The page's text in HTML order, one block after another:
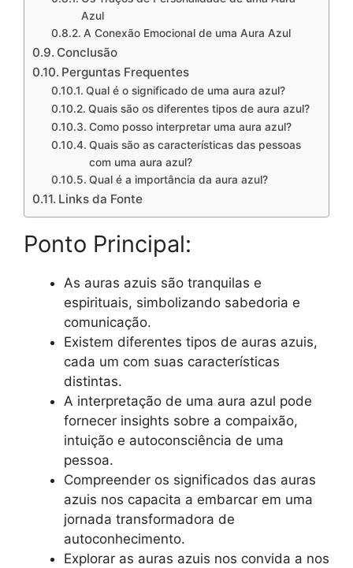
Azul
A Conexão Emocional de uma Aura Azul
Conclusão
Perguntas Frequentes
Qual é o significado de uma aura azul?
Quais são os diferentes tipos de aura azul?
Como posso interpretar uma aura azul?
Quais são as características das pessoas
com uma aura azul?
Qual é a importância da aura azul?
Links da Fonte
Ponto Principal:
As auras azuis são tranquilas e
espirituais, simbolizando sabedoria e
comunicação.
Existem diferentes tipos de auras azuis,
cada um com suas características
distintas.
A interpretação de uma aura azul pode
fornecer insights sobre a compaixão,
intuição e autoconsciência de uma
pessoa.
Compreender os significados das auras
azuis nos capacita a embarcar em uma
jornada transformadora de
autoconhecimento.
Explorar as auras azuis nos convida a nos